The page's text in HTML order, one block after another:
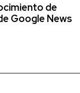
de
Google News